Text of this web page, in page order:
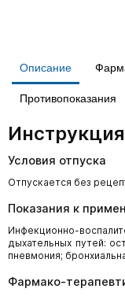
Описание
Противопоказания
Инструкция
Условия отпуска
Отпускается без
Показания к
Инфекционно-
дыхательных путей:
пневмония;
Фармако-